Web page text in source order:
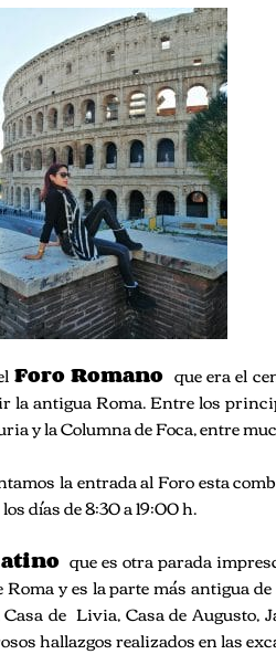
Foro Romano que era el
la antigua Roma. Entre los
y la Columna de Foca, entre
la entrada al Foro esta
días de 8:30 a 19:00 h.
que es otra parada
Roma y es la parte más antigua
de Livia, Casa de Augusto,
hallazgos realizados en las